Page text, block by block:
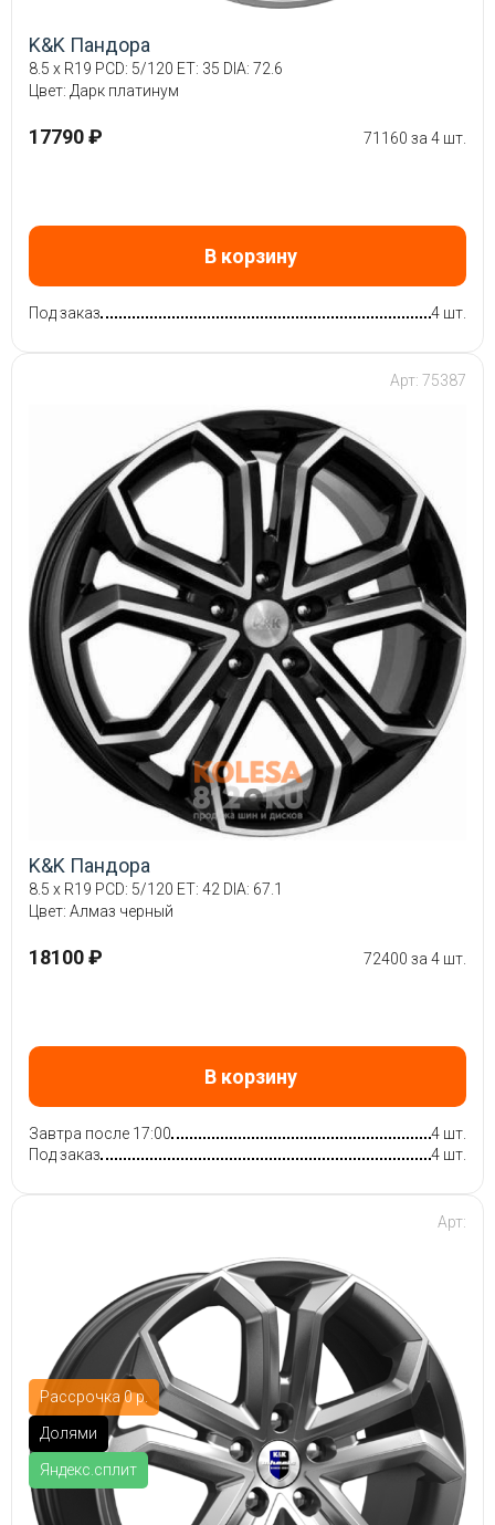
K&K Пандора
8.5 x R19 PCD: 5/120 ET: 35 DIA: 72.6
Цвет: Дарк платинум
17790 ₽ 71160 за 4 шт.
В корзину
Под заказ 4 шт.
Арт: 75387
K&K Пандора
8.5 x R19 PCD: 5/120 ET: 42 DIA: 67.1
Цвет: Алмаз черный
18100 ₽ 72400 за 4 шт.
В корзину
Завтра после 17:00
4 шт.
Под заказ
4 шт.
Рассрочка 0 р.
Долями
Яндекс.сплит
Арт: